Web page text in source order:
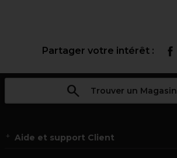
Partager votre intérêt :
Trouver un Magasin
Aide et support Client